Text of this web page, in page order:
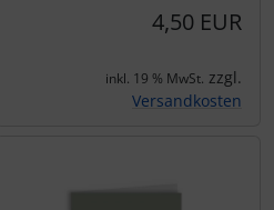
4,50 EUR
inkl. 19 % MwSt. zzgl.
Versandkosten